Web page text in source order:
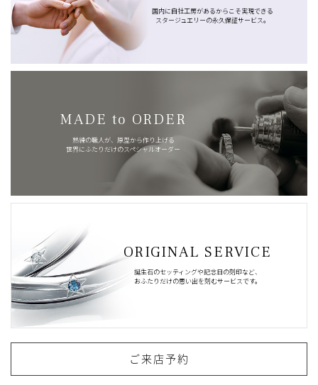
国内に自社工房があるからこそ実現できる
スタージュエリーの永久保証サービス。
MADE to ORDER
熟練の職人が、原型から作り上げる
世界にふたりだけのスペシャルオーダー
ORIGINAL SERVICE
誕生石のセッティングや記念日の刻印など、
おふたりだけの思い出を刻むサービスです。
ご来店予約